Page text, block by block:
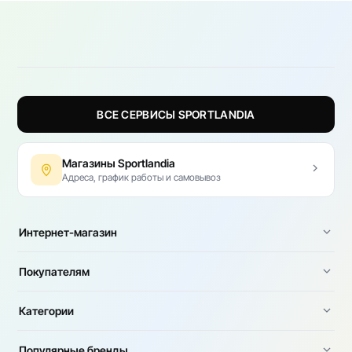
ВСЕ СЕРВИСЫ SPORTLANDIA
Магазины Sportlandia
Адреса, график работы и самовывоз
Интернет-магазин
Покупателям
Категории